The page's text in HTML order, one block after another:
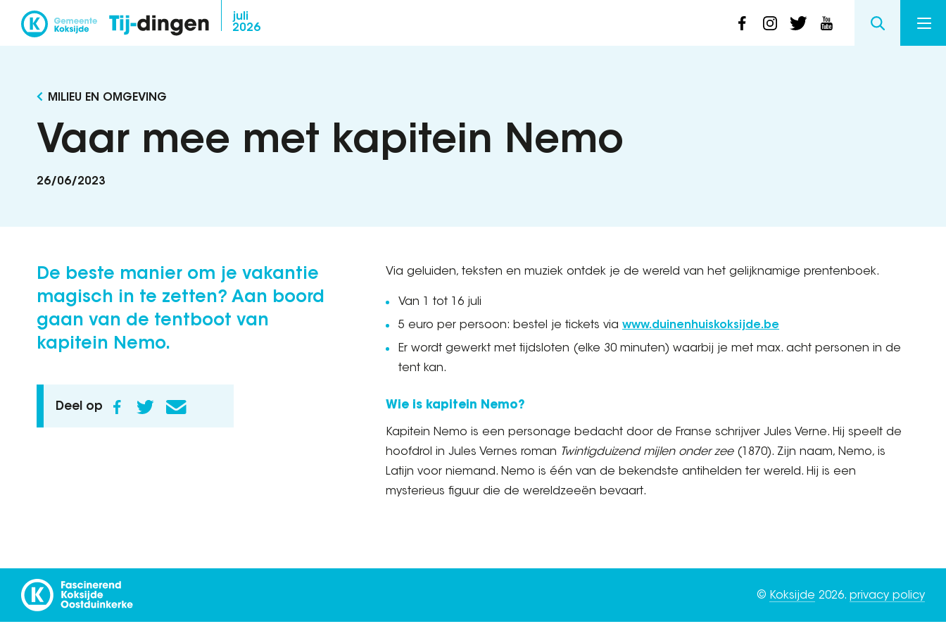
Overslaan
juli
2026
MILIEU EN OMGEVING
Vaar mee met kapitein Nemo
26/06/2023
De beste manier om je vakantie
magisch in te zetten? Aan boord
gaan van de tentboot van
kapitein Nemo.
Deel op
Via geluiden, teksten en muziek ontdek je de wereld van het gelijknamige prentenboek.
Van 1 tot 16 juli
5 euro per persoon: bestel je tickets via www.duinenhuiskoksijde.be
Er wordt gewerkt met tijdsloten (elke 30 minuten) waarbij je met max. acht personen in de
tent kan.
Wie is kapitein Nemo?
Kapitein Nemo is een personage bedacht door de Franse schrijver Jules Verne. Hij speelt de
hoofdrol in Jules Vernes roman Twintigduizend mijlen onder zee(1870). Zijn naam, Nemo, is
Latijn voor niemand. Nemo is één van de bekendste antihelden ter wereld. Hij is een
mysterieus figuur die de wereldzeeën bevaart.
© Koksijde 2026. privacy policy